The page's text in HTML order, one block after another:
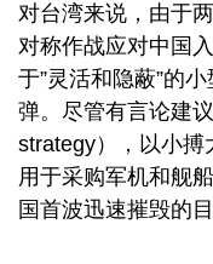
对台湾来说，由于
对称作战应对中国
于”灵活和隐蔽”的
弹。尽管有言论建
strategy），以小搏
用于采购军机和舰
国首波迅速摧毁的目